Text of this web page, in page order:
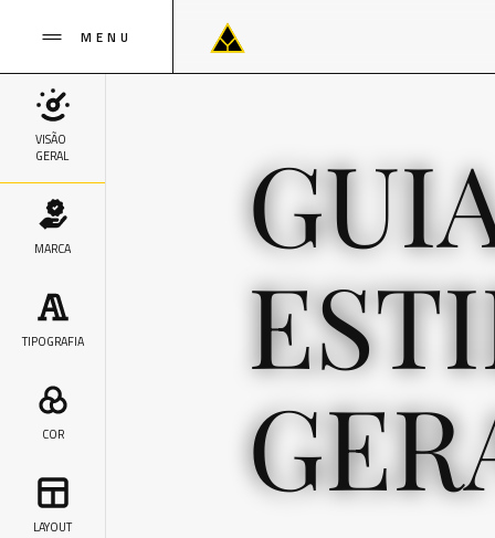
MENU
VISÃO
GERAL
MARCA
TIPOGRAFIA
COR
LAYOUT